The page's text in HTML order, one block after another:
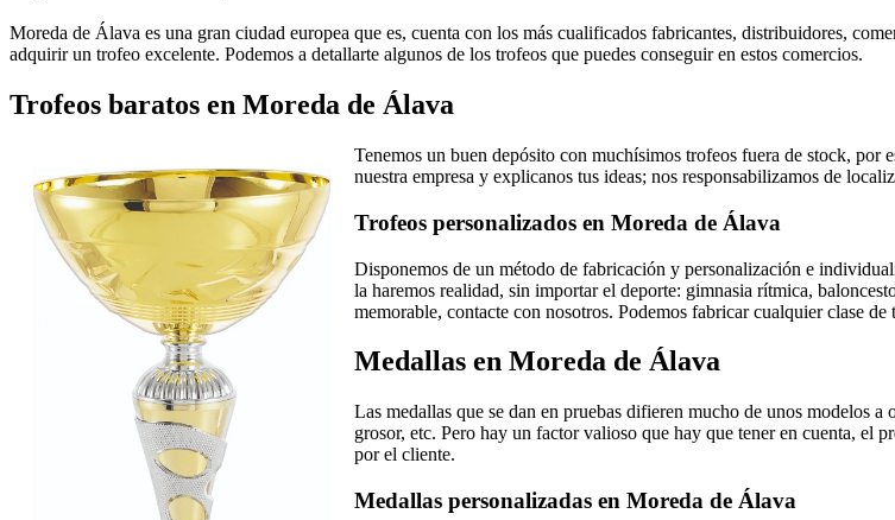
Moreda de Álava es una gran ciudad europea que es, cuenta con los más cualificados fabricantes, distribuidores,
adquirir un trofeo excelente. Podemos a detallarte algunos de los trofeos que puedes conseguir en estos comercios.
Trofeos baratos en Moreda de Álava
Tenemos un buen depósito con muchísimos trofeos fuera de stock, por
nuestra empresa y explicanos tus ideas; nos responsabilizamos de
Trofeos personalizados en Moreda de Álava
Disponemos de un método de fabricación y personalización e
la haremos realidad, sin importar el deporte: gimnasia rítmica,
memorable, contacte con nosotros. Podemos fabricar cualquier clase
Medallas en Moreda de Álava
Las medallas que se dan en pruebas difieren mucho de unos modelos
grosor, etc. Pero hay un factor valioso que hay que tener en cuenta, el
por el cliente.
Medallas personalizadas en Moreda de Álava